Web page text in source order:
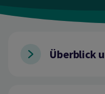
Überblick